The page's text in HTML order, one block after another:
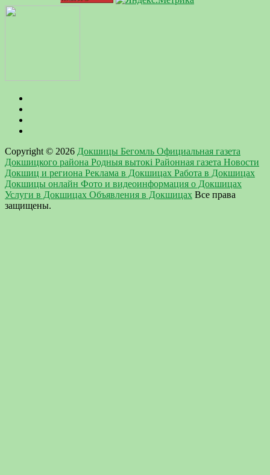
Copyright © 2026 Докшицы Бегомль Официальная газета
Докшицкого района Родныя вытокi Районная газета Новости
Докшиц и региона Реклама в Докшицах Работа в Докшицах
Докшицы онлайн Фото и видеоинформация о Докшицах
Услуги в Докшицах Объявления в Докшицах Все права
защищены.